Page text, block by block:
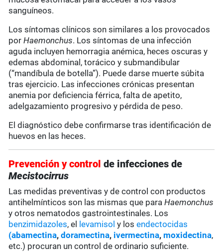
sanguíneos.
Los síntomas clínicos son similares a los provocados
porHaemonchus. Los síntomas de una infección
aguda incluyen hemorragia anémica, heces oscuras y
edemas abdominal, torácico y submandibular
(“mandíbula de botella”). Puede darse muerte súbita
tras ejercicio. Las infecciones crónicas presentan
anemia por deficiencia férrica, falta de apetito,
adelgazamiento progresivo y pérdida de peso.
El diagnóstico debe confirmarse tras identificación de
huevos en las heces.
Prevención y controlde infecciones de
Mecistocirrus
Las medidas preventivas y de control con productos
antihelmínticos son las mismas que paraHaemonchus
y otros nematodos gastrointestinales. Los
benzimidazoles, el levamisol y losendectocidas
(abamectina,doramectina, ivermectina, moxidectina,
etc.) procuran un control de ordinario suficiente.